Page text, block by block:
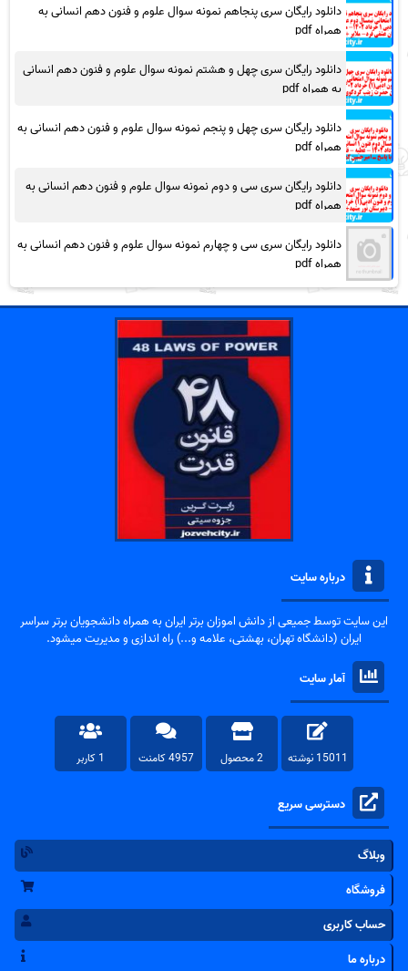
دانلود رایگان سری پنجاهم نمونه سوال علوم و فنون دهم انسانی به
همراه pdf
دانلود رایگان سری چهل و هشتم نمونه سوال علوم و فنون دهم انسانی
به همراه pdf
دانلود رایگان سری چهل و پنجم نمونه سوال علوم و فنون دهم انسانی به
همراه pdf
دانلود رایگان سری سی و دوم نمونه سوال علوم و فنون دهم انسانی به
همراه pdf
دانلود رایگان سری سی و چهارم نمونه سوال علوم و فنون دهم انسانی به
همراه pdf
درباره سایت
این سایت توسط جمیعی از دانش اموزان برتر ایران به همراه دانشجویان برتر سراسر
ایران (دانشگاه تهران، بهشتی، علامه و...) راه اندازی و مدیریت میشود.
آمار سایت
15011 نوشته 2 محصول 4957 کامنت 1 کاربر
دسترسی سریع
وبلاگ
فروشگاه
حساب کاربری
درباره ما